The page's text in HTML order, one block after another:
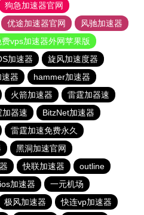
狗急加速器官网
优途加速器官网
风驰加速器
费vps加速器外网苹果版
加速器
旋风加速度器
器
hammer加速器
火箭加速器
雷霆加器速
加器速
BitzNet加速器
雷霆加速免费永久
黑洞加速官网
快联加速器
outline
ios加速器
一元机场
极风加速器 快连vp加速器